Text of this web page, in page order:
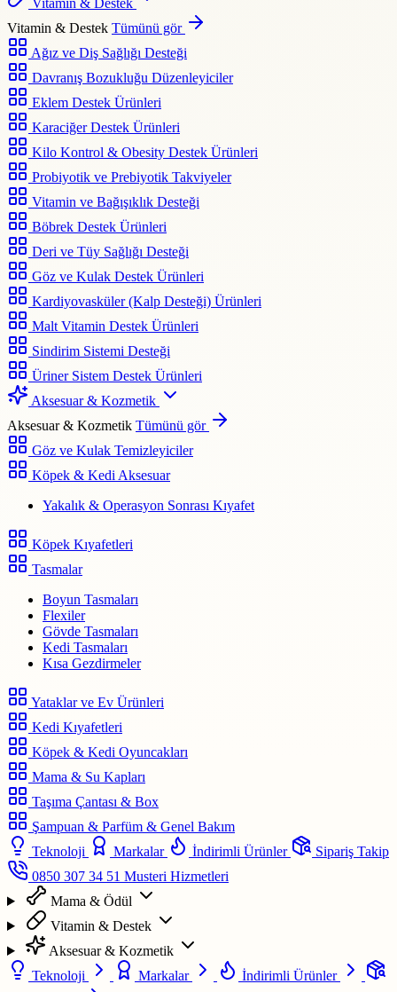
Vitamin & Destek
Vitamin & Destek Tümünü gör
Ağız ve Diş Sağlığı Desteği
Davranış Bozukluğu Düzenleyiciler
Eklem Destek Ürünleri
Karaciğer Destek Ürünleri
Kilo Kontrol & Obesity Destek Ürünleri
Probiyotik ve Prebiyotik Takviyeler
Vitamin ve Bağışıklık Desteği
Böbrek Destek Ürünleri
Deri ve Tüy Sağlığı Desteği
Göz ve Kulak Destek Ürünleri
Kardiyovasküler (Kalp Desteği) Ürünleri
Malt Vitamin Destek Ürünleri
Sindirim Sistemi Desteği
Üriner Sistem Destek Ürünleri
Aksesuar & Kozmetik
Aksesuar & Kozmetik Tümünü gör
Göz ve Kulak Temizleyiciler
Köpek & Kedi Aksesuar
Yakalık & Operasyon Sonrası Kıyafet
Köpek Kıyafetleri
Tasmalar
Boyun Tasmaları
Flexiler
Gövde Tasmaları
Kedi Tasmaları
Kısa Gezdirmeler
Yataklar ve Ev Ürünleri
Kedi Kıyafetleri
Köpek & Kedi Oyuncakları
Mama & Su Kapları
Taşıma Çantası & Box
Şampuan & Parfüm & Genel Bakım
Teknoloji
Markalar İndirimli Ürünler
Sipariş Takip
0850 307 34 51 Musteri Hizmetleri
Mama & Ödül
Vitamin & Destek
Aksesuar & Kozmetik
Teknoloji
Markalar
İndirimli Ürünler